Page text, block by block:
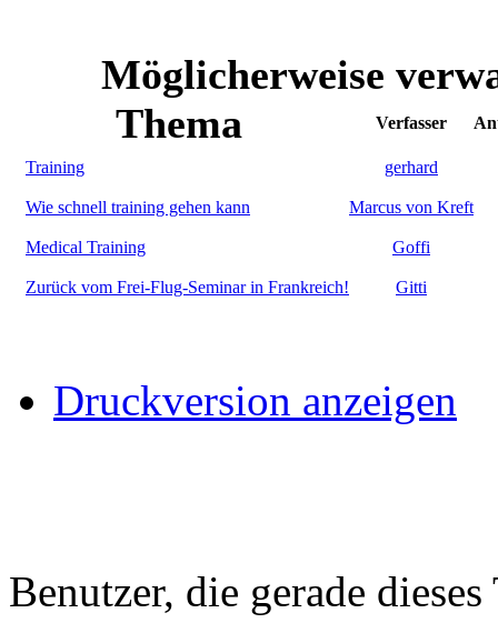
Möglicherweise
Thema
Verfasser
Training gerhard
Wie schnell training gehen kann Marcus von Kreft
Medical Training Goffi
Zurück vom Frei-Flug-Seminar in Frankreich! Gitti
Druckversion anzeigen
Benutzer, die gerade